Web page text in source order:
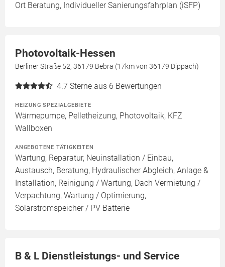
Ort Beratung, Individueller Sanierungsfahrplan (iSFP)
Photovoltaik-Hessen
Berliner Straße 52, 36179 Bebra (17km von 36179 Dippach)
4.7 Sterne aus 6 Bewertungen
HEIZUNG SPEZIALGEBIETE
Wärmepumpe, Pelletheizung, Photovoltaik, KFZ
Wallboxen
ANGEBOTENE TÄTIGKEITEN
Wartung, Reparatur, Neuinstallation / Einbau,
Austausch, Beratung, Hydraulischer Abgleich, Anlage &
Installation, Reinigung / Wartung, Dach Vermietung /
Verpachtung, Wartung / Optimierung,
Solarstromspeicher / PV Batterie
B & L Dienstleistungs- und Service